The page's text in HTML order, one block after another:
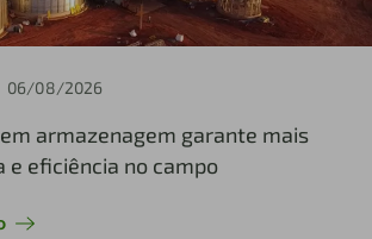
06/08/2026
armazenagem garante mais
e eficiência no campo